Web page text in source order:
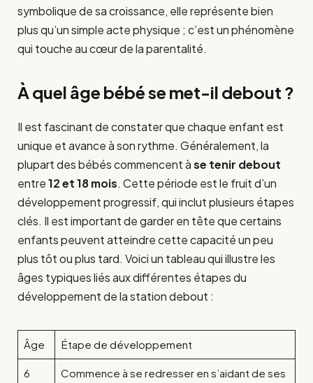
symbolique de sa croissance, elle représente bien
plus qu’un simple acte physique ; c’est un phénomène
qui touche au cœur de la parentalité.
À quel âge bébé se met-il debout ?
Il est fascinant de constater que chaque enfant est
unique et avance à son rythme. Généralement, la
plupart des bébés commencent àse tenir debout
entre12 et 18 mois. Cette période est le fruit d’un
développement progressif, qui inclut plusieurs étapes
clés. Il est important de garder en tête que certains
enfants peuvent atteindre cette capacité un peu
plus tôt ou plus tard. Voici un tableau qui illustre les
âges typiques liés aux différentes étapes du
développement de la station debout :
Âge Étape de développement
6
Commence à se redresser en s’aidant de ses